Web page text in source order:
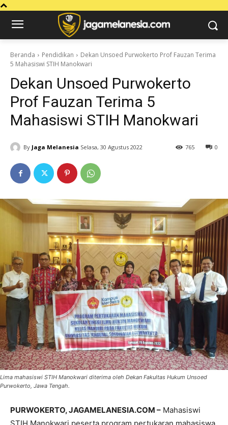
Beranda Pendidikan
Dekan Unsoed Purwokerto Prof Fauzan Terima
5 Mahasiswi STIH Manokwari
Dekan Unsoed Purwokerto
Prof Fauzan Terima 5
Mahasiswi STIH Manokwari
By Jaga Melanesia Selasa, 30 Agustus 2022 0
765
Lima mahasiswi STIH Manokwari diterima oleh Dekan Fakultas Hukum Unsoed
Purwokerto, Jawa Tengah.
PURWOKERTO, JAGAMELANESIA.COM – Mahasiswi